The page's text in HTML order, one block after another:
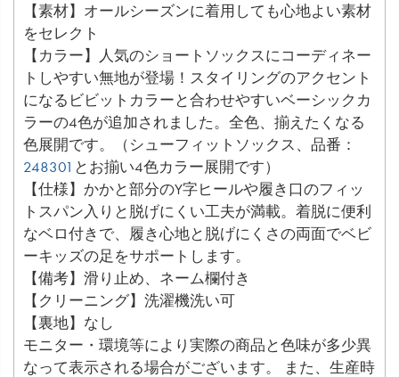
【素材】オールシーズンに着用しても心地よい素材
をセレクト
【カラー】人気のショートソックスにコーディネー
トしやすい無地が登場！スタイリングのアクセント
になるビビットカラーと合わせやすいベーシックカ
ラーの4色が追加されました。全色、揃えたくなる
色展開です。（シューフィットソックス、品番：
248301 とお揃い4色カラー展開です）
【仕様】かかと部分のY字ヒールや履き口のフィッ
トスパン入りと脱げにくい工夫が満載。着脱に便利
なベロ付きで、履き心地と脱げにくさの両面でベビ
ーキッズの足をサポートします。
【備考】滑り止め、ネーム欄付き
【クリーニング】洗濯機洗い可
【裏地】なし
モニター・環境等により実際の商品と色味が多少異
なって表示される場合がございます。 また、生産時